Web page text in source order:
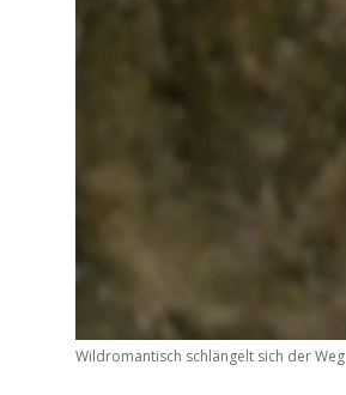
Wildromantisch schlängelt sich der Weg